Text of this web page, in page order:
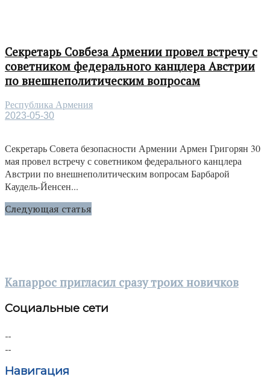
Секретарь Совбеза Армении провел встречу с
советником федерального канцлера Австрии
по внешнеполитическим вопросам
Республика Армения
2023-05-30
Секретарь Совета безопасности Армении Армен Григорян 30
мая провел встречу с советником федерального канцлера
Австрии по внешнеполитическим вопросам Барбарой
Каудель-Йенсен...
Следующая статья
Капаррос пригласил сразу троих новичков
Социальные сети
Навигация